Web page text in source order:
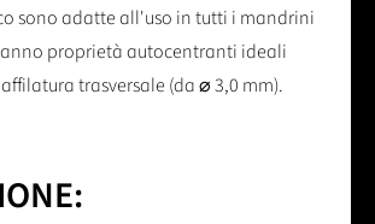
sono adatte all'uso in tutti i mandrini
proprietà autocentranti ideali
trasversale (da ⌀ 3,0 mm).